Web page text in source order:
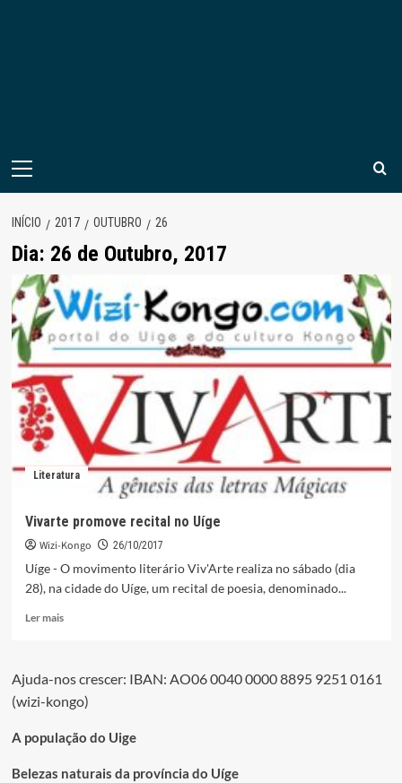
Menu
INÍCIO 2017 OUTUBRO 26
Dia: 26 de Outubro, 2017
Literatura
Vivarte promove recital no Uíge
Wizi-Kongo 26/10/2017
Uíge - O movimento literário Viv'Arte realiza no sábado (dia
28), na cidade do Uíge, um recital de poesia, denominado...
Ler maisLeia
promove
recital
Uíge
Ajuda-nos crescer: IBAN: AO06 0040 0000 8895 9251 0161
(wizi-kongo)
A população do Uige
Belezas naturais da província do Uíge